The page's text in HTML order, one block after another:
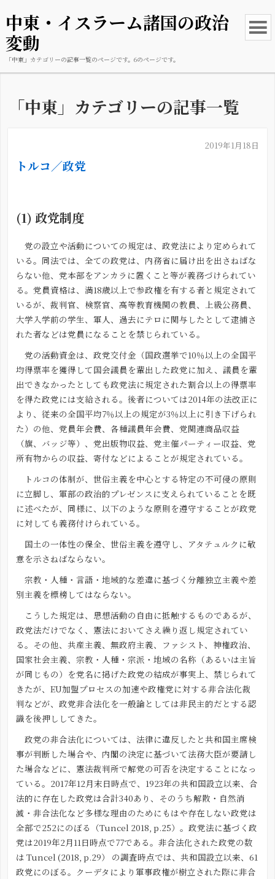
中東・イスラーム諸国の政治
変動
「中東」カテゴリーの記事一覧のページです。6のページです。
「中東」カテゴリーの記事一覧
2019年1月18日
トルコ／政党
(1) 政党制度
党の設立や活動についての規定は、政党法により定められて
いる。同法では、全ての政党は、内務省に届け出を出さねばな
らない他、党本部をアンカラに置くこと等が義務づけられてい
る。党員資格は、満18歳以上で参政権を有する者と規定されて
いるが、裁判官、検察官、高等教育機関の教員、上級公務員、
大学入学前の学生、軍人、過去にテロに関与したとして逮捕さ
れた者などは党員になることを禁じられている。
党の活動資金は、政党交付金（国政選挙で10％以上の全国平
均得票率を獲得して国会議員を輩出した政党に加え、議員を輩
出できなかったとしても政党法に規定された割合以上の得票率
を得た政党には支給される。後者については2014年の法改正に
より、従来の全国平均7％以上の規定が3％以上に引き下げられ
た）の他、党員年会費、各種議員年会費、党関連商品収益
（旗、バッジ等）、党出版物収益、党主催パーティー収益、党
所有物からの収益、寄付などによることが規定されている。
トルコの体制が、世俗主義を中心とする特定の不可侵の原則
に立脚し、軍部の政治的プレゼンスに支えられていることを既
に述べたが、同様に、以下のような原則を遵守することが政党
に対しても義務付けられている。
国土の一体性の保全、世俗主義を遵守し、アタテュルクに敬
意を示さねばならない。
宗教・人種・言語・地域的な差違に基づく分離独立主義や差
別主義を標榜してはならない。
こうした規定は、思想活動の自由に抵触するものであるが、
政党法だけでなく、憲法においてさえ繰り返し規定されてい
る。その他、共産主義、無政府主義、ファシスト、神権政治、
国家社会主義、宗教・人種・宗派・地域の名称（あるいは主旨
が同じもの）を党名に掲げた政党の結成が事実上、禁じられて
きたが、EU加盟プロセスの加速や政権党に対する非合法化裁
判などが、政党非合法化を一般論としては非民主的だとする認
識を後押ししてきた。
政党の非合法化については、法律に違反したと共和国主席検
事が判断した場合や、内閣の決定に基づいて法務大臣が要請し
た場合などに、憲法裁判所で解党の可否を決定することになっ
ている。2017年12月末日時点で、1923年の共和国設立以来、合
法的に存在した政党は合計340あり、そのうち解散・自然消
滅・非合法化など多様な理由のためにもはや存在しない政党は
全部で252にのぼる（Tuncel 2018, p.25）。政党法に基づく政
党は2019年2月11日時点で77である。非合法化された政党の数
は Tuncel (2018, p.29） の調査時点では、共和国設立以来、61
政党にのぼる。クーデタにより軍事政権が樹立された際に非合